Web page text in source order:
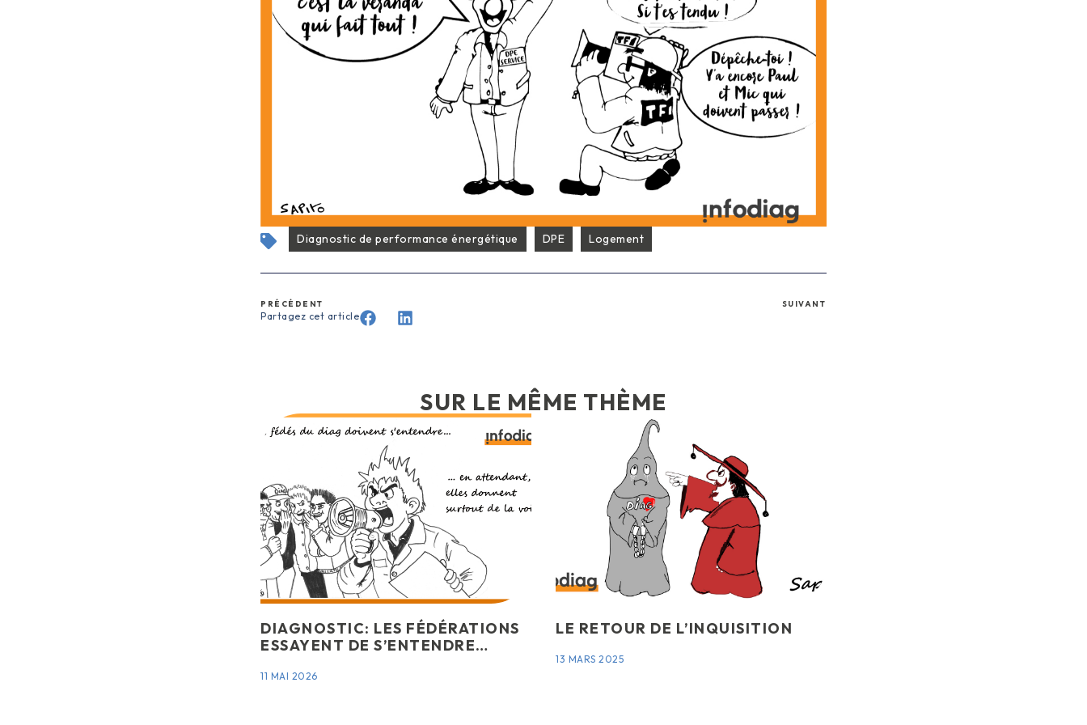
Diagnostic de performance énergétique DPE Logement
PRÉCÉDENT SUIVANT
Partagez cet article
SUR LE MÊME THÈME
DIAGNOSTIC: LES FÉDÉRATIONS
ESSAYENT DE S’ENTENDRE…
11 MAI 2026
LE RETOUR DE L’INQUISITION
13 MARS 2025